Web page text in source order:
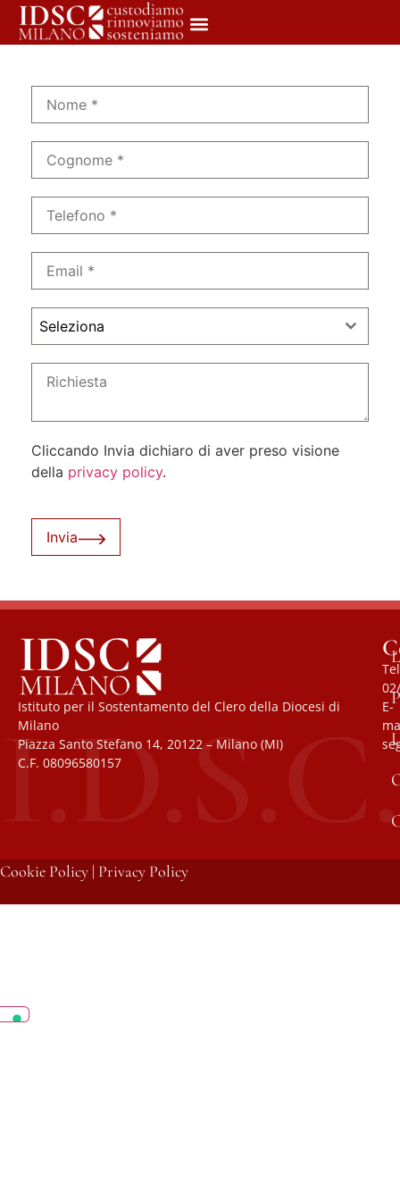
Seleziona
Cliccando Invia dichiaro di aver preso visione
della privacy policy.
Invia
Istituto per il Sostentamento del Clero della Diocesi di
Milano
Piazza Santo Stefano 14, 20122 – Milano (MI)
C.F. 08096580157
E-
Cookie Policy | Privacy Policy